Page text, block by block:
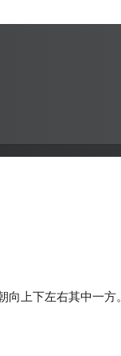
上下左右其中一方。